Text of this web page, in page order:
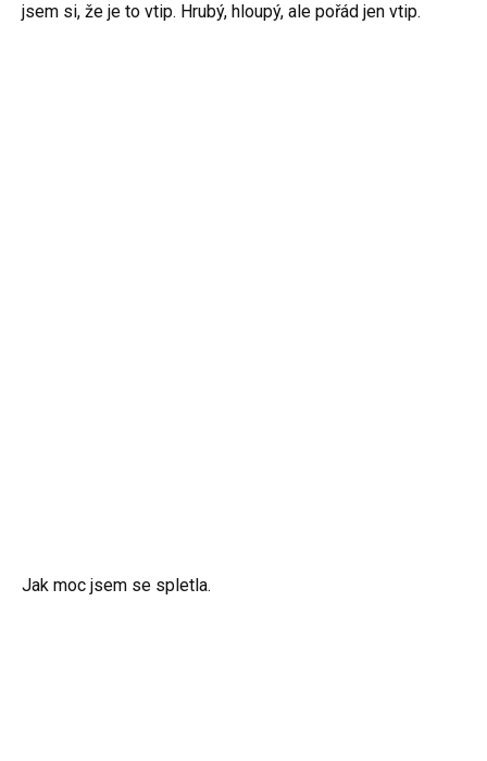
jsem si, že je to vtip. Hrubý, hloupý, ale pořád jen vtip.
Jak moc jsem se spletla.